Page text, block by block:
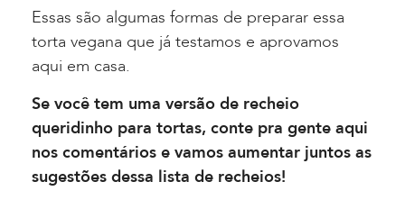
Essas são algumas formas de preparar essa
torta vegana que já testamos e aprovamos
aqui em casa.
Se você tem uma versão de recheio
queridinho para tortas, conte pra gente aqui
nos comentários e vamos aumentar juntos as
sugestões dessa lista de recheios!